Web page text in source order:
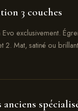
3 couches
exclusivement.
2. Mat, satiné ou
anciens